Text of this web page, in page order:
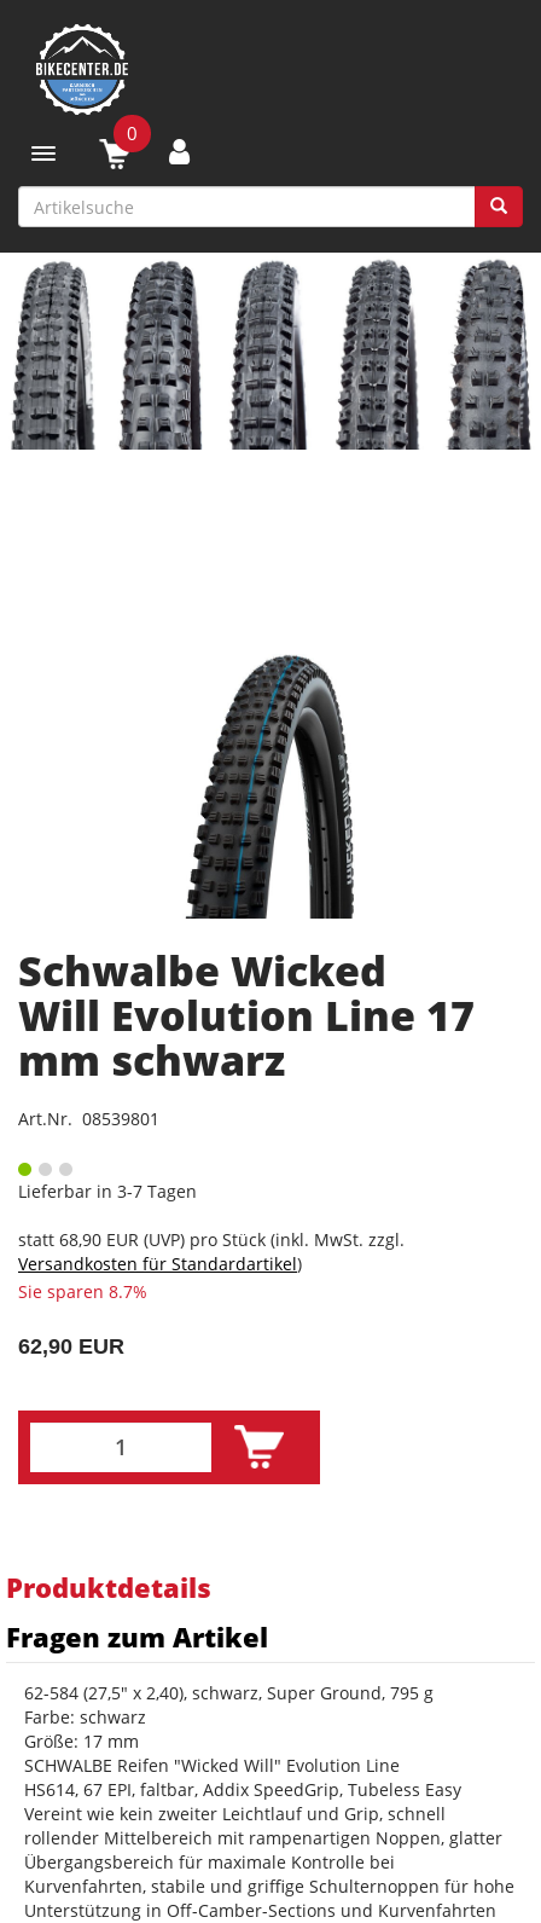
Toggle navigation
0
Schwalbe Wicked
Will Evolution Line 17
mm schwarz
Art.Nr. 08539801
Lieferbar in 3-7 Tagen
statt 68,90 EUR (UVP) pro Stück (inkl. MwSt. zzgl.
Versandkosten für Standardartikel)
Sie sparen 8.7%
62,90 EUR
Produktdetails
Fragen zum Artikel
62-584 (27,5" x 2,40), schwarz, Super Ground, 795 g
Farbe: schwarz
Größe: 17 mm
SCHWALBE Reifen "Wicked Will" Evolution Line
HS614, 67 EPI, faltbar, Addix SpeedGrip, Tubeless Easy
Vereint wie kein zweiter Leichtlauf und Grip, schnell
rollender Mittelbereich mit rampenartigen Noppen, glatter
Übergangsbereich für maximale Kontrolle bei
Kurvenfahrten, stabile und griffige Schulternoppen für hohe
Unterstützung in Off-Camber-Sections und Kurvenfahrten